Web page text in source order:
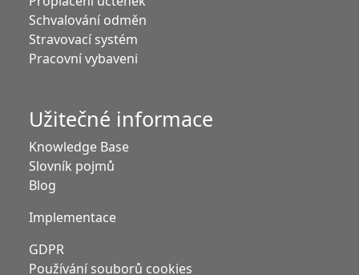
Schvalování odměn
Stravovací systém
Pracovní vybaveni
Užitečné informace
Knowledge Base
Slovník pojmů
Blog
Implementace
GDPR
Používání souborů cookies